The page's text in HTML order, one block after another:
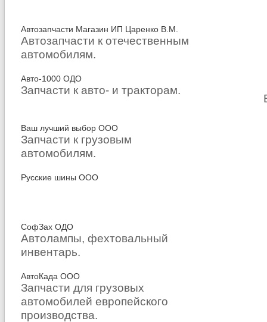
Автозапчасти Магазин ИП Царенко В.М.
Автозапчасти к отечественным
автомобилям.
Авто-1000 ОДО
Запчасти к авто- и тракторам.
Ваш лучший выбор ООО
Запчасти к грузовым
автомобилям.
Русские шины ООО
СофЗах ОДО
Автолампы, фехтовальный
инвентарь.
АвтоКада ООО
Запчасти для грузовых
автомобилей европейского
производства.